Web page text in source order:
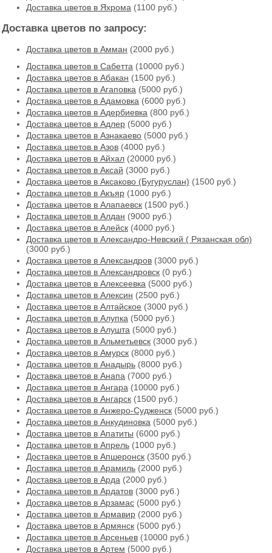
Доставка цветов в Яхрома (1100 руб.)
Доставка цветов по запросу:
Доставка цветов в Амман (2000 руб.)
Доставка цветов в Cабетта (10000 руб.)
Доставка цветов в Абакан (1500 руб.)
Доставка цветов в Агаповка (5000 руб.)
Доставка цветов в Адамовка (6000 руб.)
Доставка цветов в Адербиевка (800 руб.)
Доставка цветов в Адлер (5000 руб.)
Доставка цветов в Азнакаево (5000 руб.)
Доставка цветов в Азов (4000 руб.)
Доставка цветов в Айхал (20000 руб.)
Доставка цветов в Аксай (3000 руб.)
Доставка цветов в Аксаково (Бугуруслан) (1500 руб.)
Доставка цветов в Акъяр (1000 руб.)
Доставка цветов в Алапаевск (1500 руб.)
Доставка цветов в Алдан (9000 руб.)
Доставка цветов в Алейск (4000 руб.)
Доставка цветов в Александро-Невский ( Рязанская обл)
(3000 руб.)
Доставка цветов в Александров (3000 руб.)
Доставка цветов в Александровск (0 руб.)
Доставка цветов в Алексеевка (5000 руб.)
Доставка цветов в Алексин (2500 руб.)
Доставка цветов в Алтайское (3000 руб.)
Доставка цветов в Алупка (5000 руб.)
Доставка цветов в Алушта (5000 руб.)
Доставка цветов в Альметьевск (3000 руб.)
Доставка цветов в Амурск (8000 руб.)
Доставка цветов в Анадырь (8000 руб.)
Доставка цветов в Анапа (7000 руб.)
Доставка цветов в Ангара (10000 руб.)
Доставка цветов в Ангарск (1500 руб.)
Доставка цветов в Анжеро-Судженск (5000 руб.)
Доставка цветов в Анкудиновка (5000 руб.)
Доставка цветов в Апатиты (6000 руб.)
Доставка цветов в Апрель (1000 руб.)
Доставка цветов в Апшеронск (3500 руб.)
Доставка цветов в Арамиль (2000 руб.)
Доставка цветов в Арда (2000 руб.)
Доставка цветов в Ардатов (3000 руб.)
Доставка цветов в Арзамас (5000 руб.)
Доставка цветов в Армавир (2000 руб.)
Доставка цветов в Армянск (5000 руб.)
Доставка цветов в Арсеньев (10000 руб.)
Доставка цветов в Артем (5000 руб.)